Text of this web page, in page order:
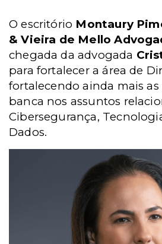
O escritório Montaury
& Vieira de Mello
chegada da advogada
para fortalecer a área de
fortalecendo ainda mais as
banca nos assuntos
Cibersegurança,
Dados.